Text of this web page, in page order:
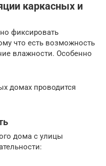
каркасных и
фиксировать
что есть возможность
влажности. Особенно
домах проводится
дома с улицы